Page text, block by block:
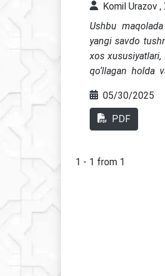
Komil Urazov
Ushbu
yangi savdo
xos
qo‘llagan holda
05/30/2025
PDF
1 - 1 from 1